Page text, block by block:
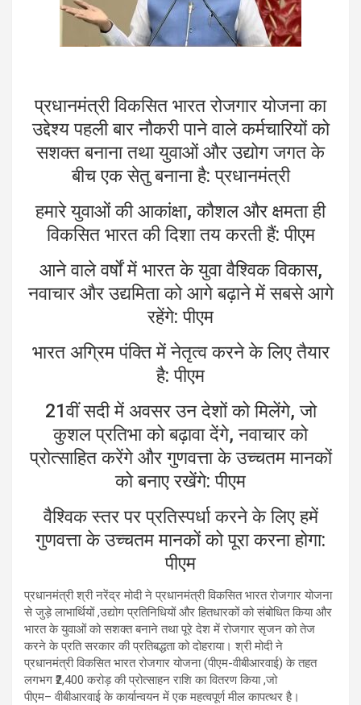
प्रधानमंत्री विकसित भारत रोजगार योजना का
उद्देश्य पहली बार नौकरी पाने वाले कर्मचारियों को
सशक्त बनाना तथा युवाओं और उद्योग जगत के
बीच एक सेतु बनाना है: प्रधानमंत्री
हमारे युवाओं की आकांक्षा, कौशल और क्षमता ही
विकसित भारत की दिशा तय करती हैं: पीएम
आने वाले वर्षों में भारत के युवा वैश्विक विकास,
नवाचार और उद्यमिता को आगे बढ़ाने में सबसे आगे
रहेंगे: पीएम
भारत अग्रिम पंक्ति में नेतृत्व करने के लिए तैयार
है: पीएम
21वीं सदी में अवसर उन देशों को मिलेंगे, जो
कुशल प्रतिभा को बढ़ावा देंगे, नवाचार को
प्रोत्साहित करेंगे और गुणवत्ता के उच्चतम मानकों
को बनाए रखेंगे: पीएम
वैश्विक स्तर पर प्रतिस्पर्धा करने के लिए हमें
गुणवत्ता के उच्चतम मानकों को पूरा करना होगा:
पीएम
प्रधानमंत्री श्री नरेंद्र मोदी ने प्रधानमंत्री विकसित भारत रोजगार योजना
से जुड़े लाभार्थियों,उद्योग प्रतिनिधियों और हितधारकों को संबोधित किया और
भारत के युवाओं को सशक्त बनाने तथा पूरे देशमें रोजगार सृजन को तेज
करने के प्रति सरकार की प्रतिबद्धता को दोहराया। श्री मोदी ने
प्रधानमंत्रीविकसित भारत रोजगार योजना (पीएम-वीबीआरवाई) के तहत
लगभग ₹2,400 करोड़ की प्रोत्साहन राशिका वितरण किया,जो
पीएम– वीबीआरवाई के कार्यान्वयन में एक महत्वपूर्ण मील कापत्थर है।